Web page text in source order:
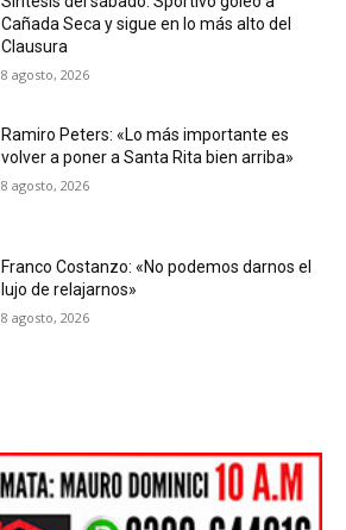
Cañada Seca y sigue en lo más alto del
Clausura
8 agosto, 2026
Ramiro Peters: «Lo más importante es
volver a poner a Santa Rita bien arriba»
8 agosto, 2026
Franco Costanzo: «No podemos darnos el
lujo de relajarnos»
8 agosto, 2026